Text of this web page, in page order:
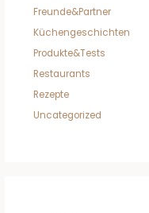
Freunde&Partner
Küchengeschichten
Produkte&Tests
Restaurants
Rezepte
Uncategorized